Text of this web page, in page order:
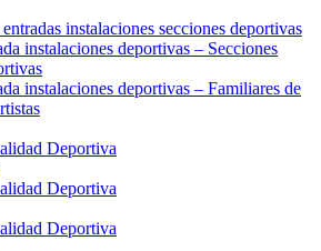
instalaciones secciones deportivas
instalaciones deportivas – Secciones
instalaciones deportivas – Familiares de
Deportiva
Deportiva
Deportiva